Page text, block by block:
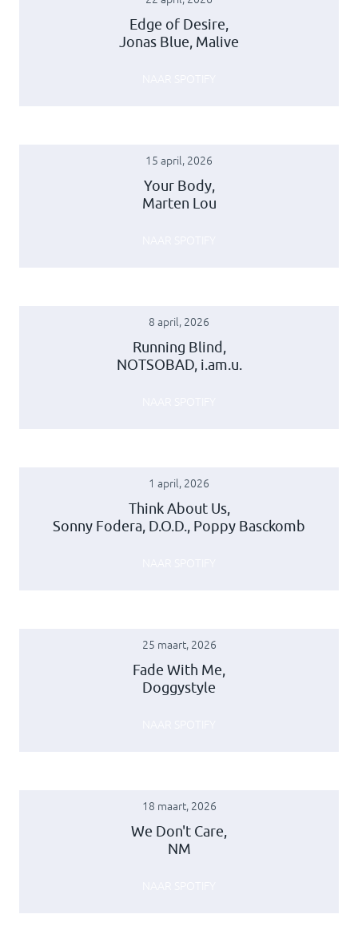
Edge of Desire,
Jonas Blue, Malive
15 april, 2026
Your Body,
Marten Lou
8 april, 2026
Running Blind,
NOTSOBAD, i.am.u.
1 april, 2026
Think About Us,
Sonny Fodera, D.O.D., Poppy Basckomb
25 maart, 2026
Fade With Me,
Doggystyle
18 maart, 2026
We Don't Care,
NM